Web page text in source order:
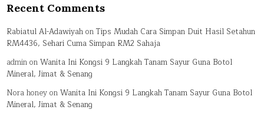
Recent Comments
Rabiatul Al-AdawiyahonTips Mudah Cara Simpan Duit Hasil Setahun
RM4436, Sehari Cuma Simpan RM2 Sahaja
adminonWanita Ini Kongsi 9 Langkah Tanam Sayur Guna Botol
Mineral, Jimat & Senang
Nora honeyonWanita Ini Kongsi 9 Langkah Tanam Sayur Guna Botol
Mineral, Jimat & Senang